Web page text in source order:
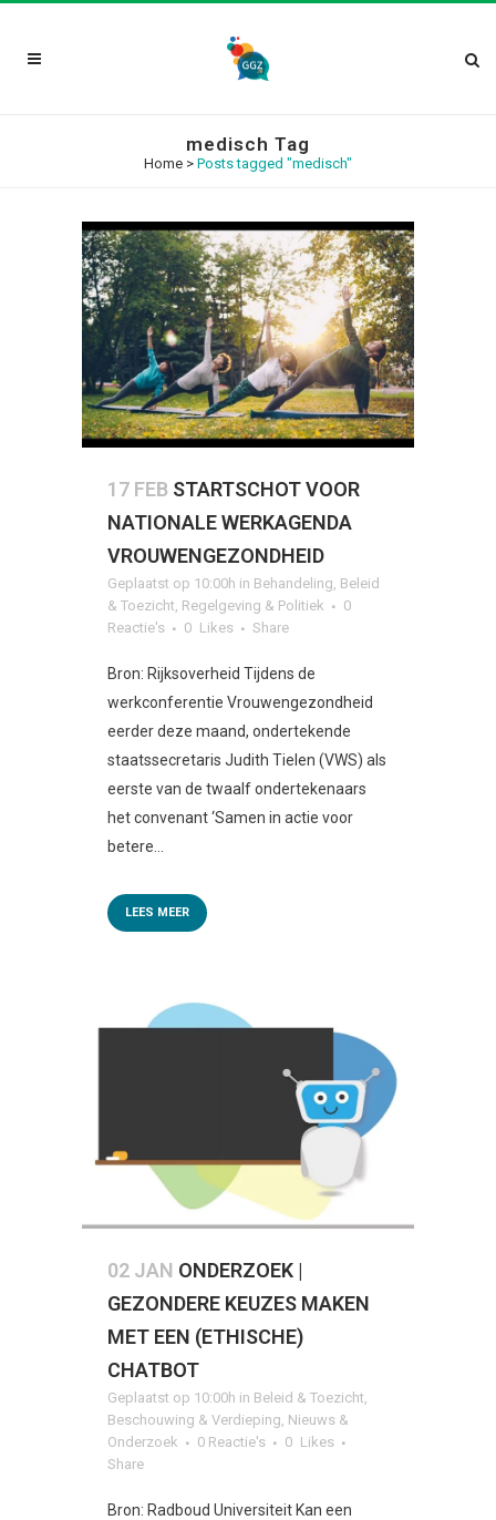
medisch Tag
Home > Posts tagged "medisch"
17 FEB STARTSCHOT VOOR
NATIONALE WERKAGENDA
VROUWENGEZONDHEID
Geplaatst op 10:00h in Behandeling, Beleid
& Toezicht, Regelgeving & Politiek
0
Reactie's
0 Likes Share
Bron: Rijksoverheid Tijdens de
werkconferentie Vrouwengezondheid
eerder deze maand, ondertekende
staatssecretaris Judith Tielen (VWS) als
eerste van de twaalf ondertekenaars
het convenant ‘Samen in actie voor
betere...
LEES MEER
02 JAN ONDERZOEK |
GEZONDERE KEUZES MAKEN
MET EEN (ETHISCHE)
CHATBOT
Geplaatst op 10:00h in Beleid & Toezicht
Beschouwing & Verdieping Nieuws &
Onderzoek
0 Reactie's 0 Likes
Share
Bron: Radboud Universiteit Kan een